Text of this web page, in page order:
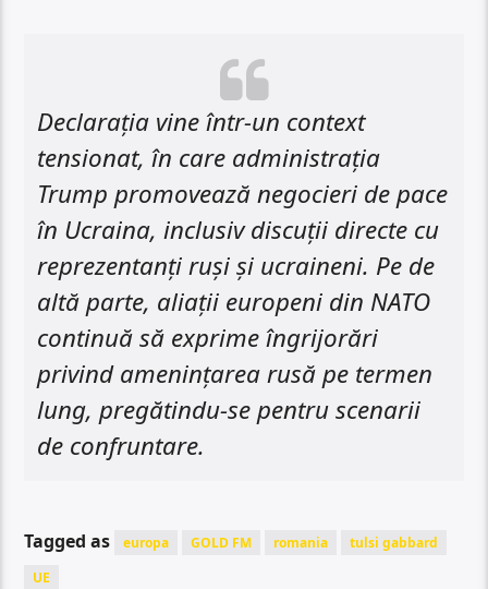
Declarația vine într-un context
tensionat, în care administrația
Trump promovează negocieri de pace
în Ucraina, inclusiv discuții directe cu
reprezentanți ruși și ucraineni. Pe de
altă parte, aliații europeni din NATO
continuă să exprime îngrijorări
privind amenințarea rusă pe termen
lung, pregătindu-se pentru scenarii
de confruntare.
Tagged as europa GOLD FM romania
tulsi gabbard
UE